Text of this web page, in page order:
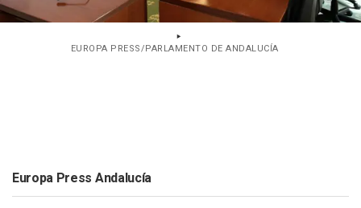
EUROPA PRESS/PARLAMENTO DE ANDALUCÍA
Europa Press Andalucía